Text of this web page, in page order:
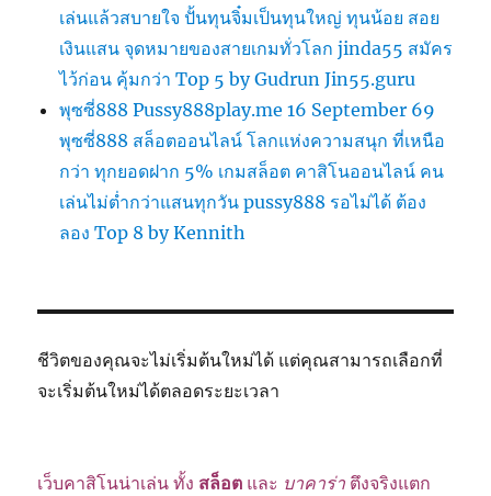
เล่นแล้วสบายใจ ปั้นทุนจิ๋มเป็นทุนใหญ่ ทุนน้อย สอย
เงินแสน จุดหมายของสายเกมทั่วโลก jinda55 สมัคร
ไว้ก่อน คุ้มกว่า Top 5 by Gudrun Jin55.guru
พุซซี่888 Pussy888play.me 16 September 69
พุซซี่888 สล็อตออนไลน์ โลกแห่งความสนุก ที่เหนือ
กว่า ทุกยอดฝาก 5% เกมสล็อต คาสิโนออนไลน์ คน
เล่นไม่ต่ำกว่าแสนทุกวัน pussy888 รอไม่ได้ ต้อง
ลอง Top 8 by Kennith
ชีวิตของคุณจะไม่เริ่มต้นใหม่ได้ แต่คุณสามารถเลือกที่
จะเริ่มต้นใหม่ได้ตลอดระยะเวลา
เว็บคาสิโนน่าเล่น ทั้ง สล็อต และ บาคาร่า ตึงจริงแตก